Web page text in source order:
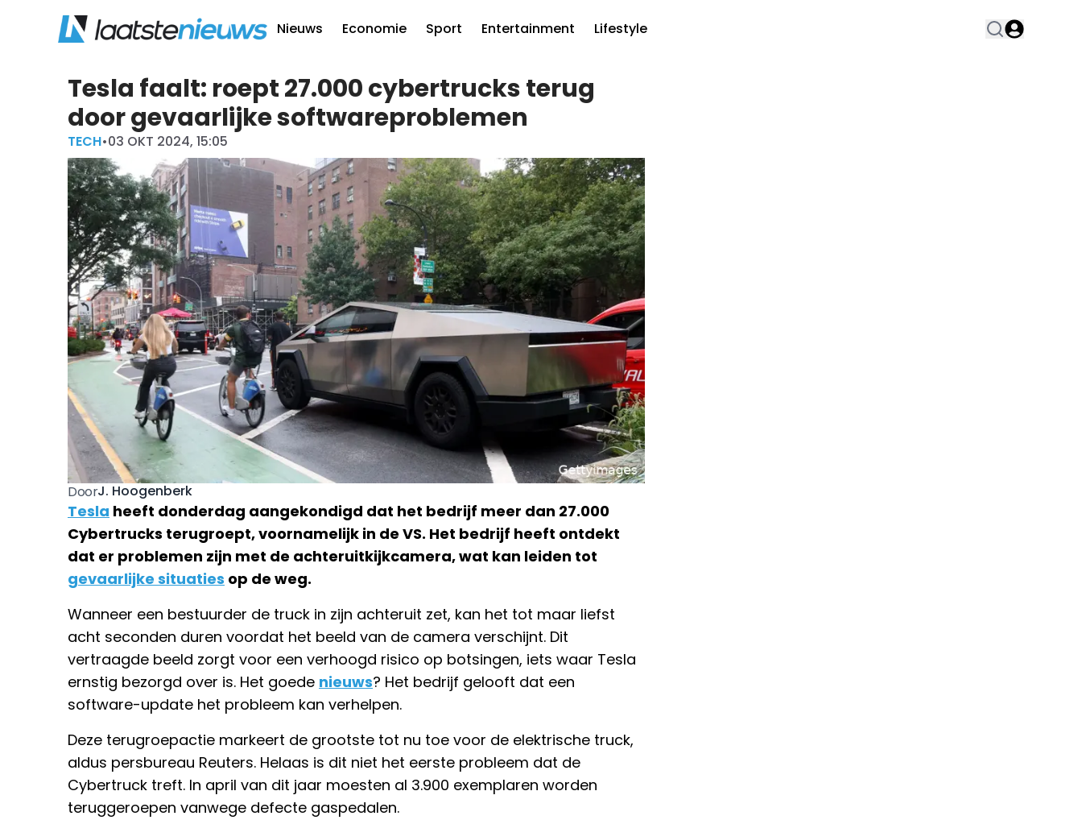
Nieuws Economie Sport Entertainment Lifestyle
Tesla faalt: roept 27.000 cybertrucks terug
door gevaarlijke softwareproblemen
TECH•03 OKT 2024, 15:05
DoorJ. Hoogenberk
Tesla heeft donderdag aangekondigd dat het bedrijf meer dan 27.000
Cybertrucks terugroept, voornamelijk in de VS. Het bedrijf heeft ontdekt
dat er problemen zijn met de achteruitkijkcamera, wat kan leiden tot
gevaarlijke situaties op de weg.
Wanneer een bestuurder de truck in zijn achteruit zet, kan het tot maar liefst
acht seconden duren voordat het beeld van de camera verschijnt. Dit
vertraagde beeld zorgt voor een verhoogd risico op botsingen, iets waar Tesla
ernstig bezorgd over is. Het goede nieuws? Het bedrijf gelooft dat een
software-update het probleem kan verhelpen.
Deze terugroepactie markeert de grootste tot nu toe voor de elektrische truck,
aldus persbureau Reuters. Helaas is dit niet het eerste probleem dat de
Cybertruck treft. In april van dit jaar moesten al 3.900 exemplaren worden
teruggeroepen vanwege defecte gaspedalen.